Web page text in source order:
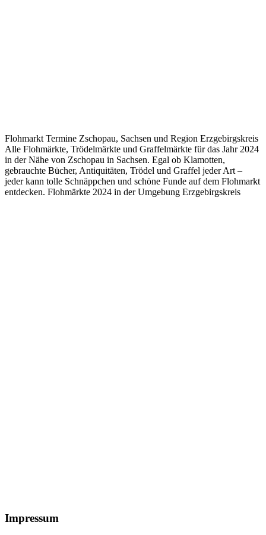
Flohmarkt Termine Zschopau, Sachsen und Region Erzgebirgskreis
Alle Flohmärkte, Trödelmärkte und Graffelmärkte für das Jahr 2024
in der Nähe von Zschopau in Sachsen. Egal ob Klamotten,
gebrauchte Bücher, Antiquitäten, Trödel und Graffel jeder Art –
jeder kann tolle Schnäppchen und schöne Funde auf dem Flohmarkt
entdecken. Flohmärkte 2024 in der Umgebung Erzgebirgskreis
Footer
Impressum